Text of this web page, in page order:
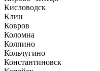
Кисловодск
Клин
Ковров
Коломна
Колпино
Кольчугино
Константиновск